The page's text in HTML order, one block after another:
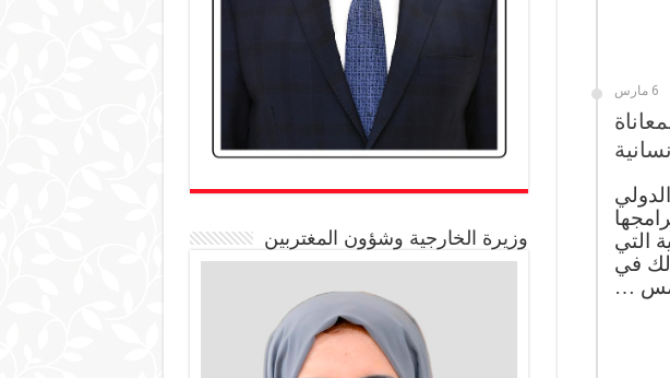
6 مارس
التي
ذلك في
…
وزيرة الخارجية وشؤون المغتربين